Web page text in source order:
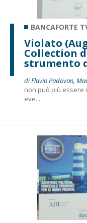
BANCAFORTE
Violato
Collection
strumento
di Flavio Padovan,
non può più essere
eve...